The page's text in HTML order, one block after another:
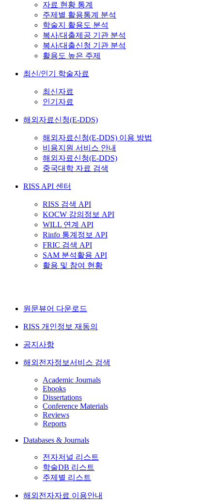
자료 현황 통계
주제별 활용통계 분석
학술지 활용도 분석
복사/대출제공 기관 분석
복사/대출신청 기관 분석
활용도 높은 주제
최신/인기 학술자료
최신자료
인기자료
해외자료신청(E-DDS)
해외자료신청(E-DDS) 이용 방법
비용지원 서비스 안내
해외자료신청(E-DDS)
중국대학 자료 검색
RISS API 센터
RISS 검색 API
KOCW 강의정보 API
WILL 연계 API
Rinfo 통계정보 API
FRIC 검색 API
SAM 분석활용 API
활용 및 참여 현황
원문뷰어 다운로드
RISS 개인정보 재동의
공지사항
해외전자정보서비스 검색
Academic Journals
Ebooks
Dissertations
Conference Materials
Reviews
Reports
Databases & Journals
전자저널 리스트
학술DB 리스트
주제별 리스트
해외전자자료 이용안내